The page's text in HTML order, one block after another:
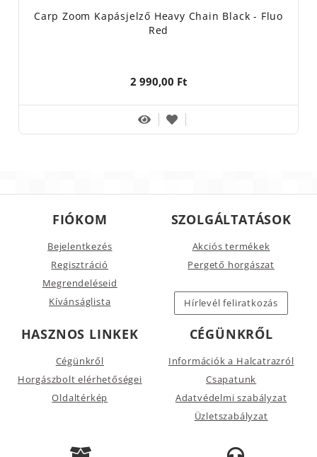
Carp Zoom Kapásjelző Heavy Chain Black - Fluo
Red
2 990,00 Ft
FIÓKOM
Bejelentkezés
Regisztráció
Megrendeléseid
Kívánságlista
SZOLGÁLTATÁSOK
Akciós termékek
Pergető horgászat
Hírlevél feliratkozás
HASZNOS LINKEK
Cégünkről
Horgászbolt elérhetőségei
Oldaltérkép
CÉGÜNKRŐL
Információk a Halcatrazról
Csapatunk
Adatvédelmi szabályzat
Üzletszabályzat